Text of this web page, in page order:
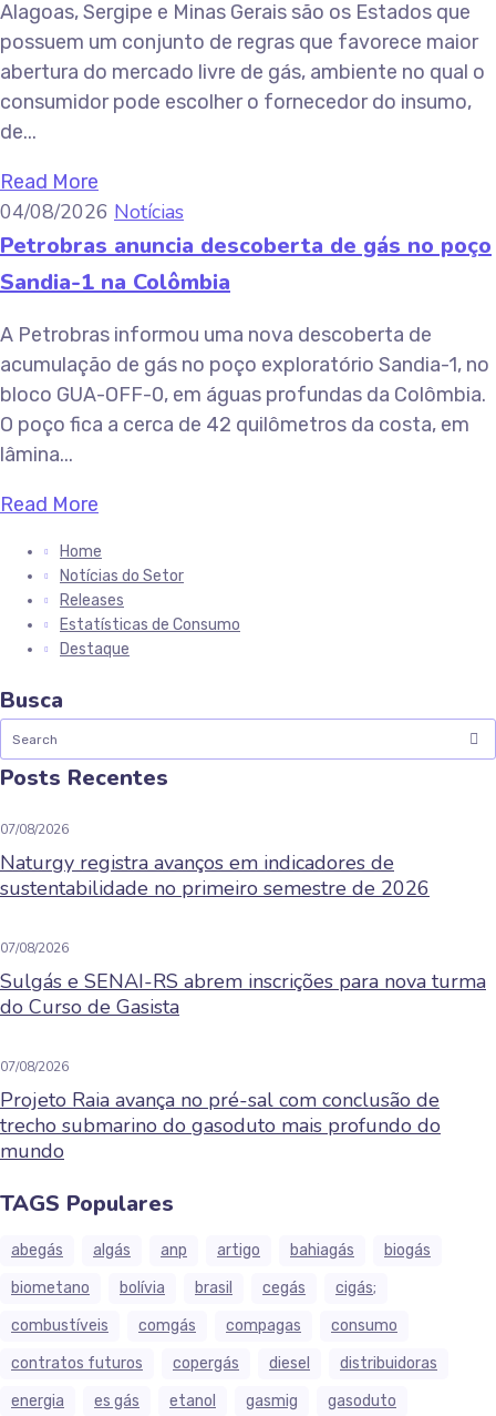
Alagoas, Sergipe e Minas Gerais são os Estados que
possuem um conjunto de regras que favorece maior
abertura do mercado livre de gás, ambiente no qual o
consumidor pode escolher o fornecedor do insumo,
de...
Read More
04/08/2026 Notícias
Petrobras anuncia descoberta de gás no poço
Sandia-1 na Colômbia
A Petrobras informou uma nova descoberta de
acumulação de gás no poço exploratório Sandia-1, no
bloco GUA-OFF-0, em águas profundas da Colômbia.
O poço fica a cerca de 42 quilômetros da costa, em
lâmina...
Read More
Home
Notícias do Setor
Releases
Estatísticas de Consumo
Destaque
Busca
Posts Recentes
07/08/2026
Naturgy registra avanços em indicadores de
sustentabilidade no primeiro semestre de 2026
07/08/2026
Sulgás e SENAI-RS abrem inscrições para nova turma
do Curso de Gasista
07/08/2026
Projeto Raia avança no pré-sal com conclusão de
trecho submarino do gasoduto mais profundo do
mundo
TAGS Populares
abegás algás anp artigo bahiagás
biogás
biometano
bolívia brasil cegás
cigás;
combustíveis
comgás compagas
consumo
contratos futuros
copergás diesel
distribuidoras
energia
es gás etanol gasmig
gasoduto